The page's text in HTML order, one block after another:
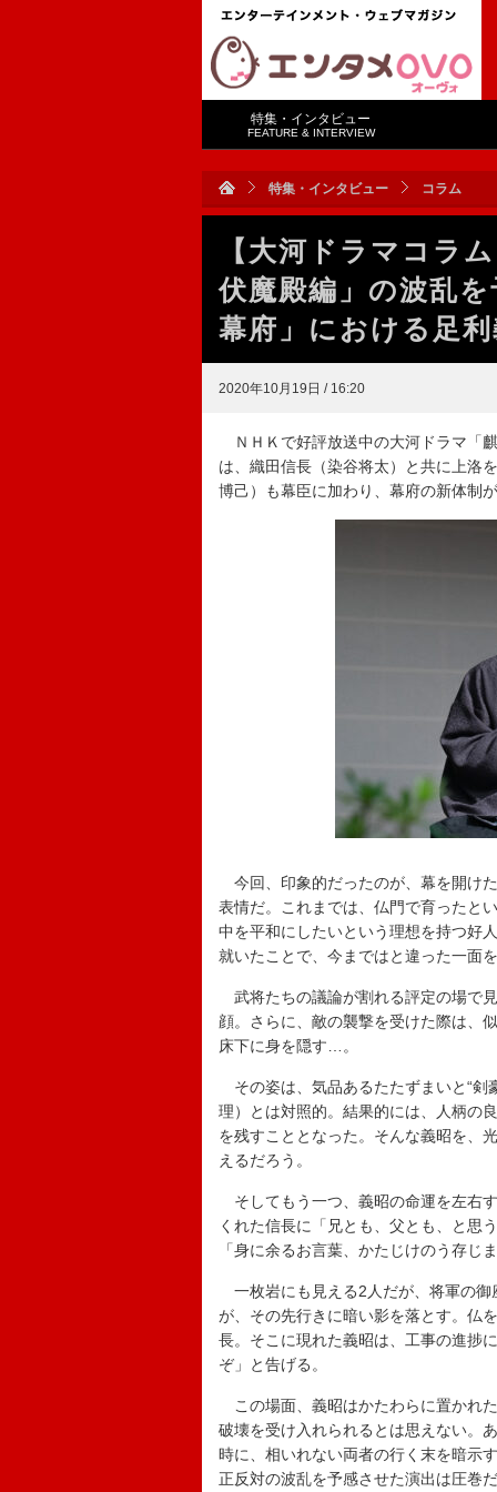
特集・インタビュー
FEATURE & INTERVIEW
特集・インタビュー コラム
【大河ドラマコラ
伏魔殿編」の波乱
幕府」における足
2020年10月19日 / 16:20
ＮＨＫで好評放送中の大河ドラマ「
は、織田信長（染谷将太）と共に上洛
博己）も幕臣に加わり、幕府の新体制
今回、印象的だったのが、幕を開け
表情だ。これまでは、仏門で育ったと
中を平和にしたいという理想を持つ好
就いたことで、今まではと違った一面
武将たちの議論が割れる評定の場で
顔。さらに、敵の襲撃を受けた際は、
床下に身を隠す…。
その姿は、気品あるたたずまいと“剣
理）とは対照的。結果的には、人柄の
を残すこととなった。そんな義昭を、
えるだろう。
そしてもう一つ、義昭の命運を左右
くれた信長に「兄とも、父とも、と思
「身に余るお言葉、かたじけのう存じ
一枚岩にも見える2人だが、将軍の御
が、その先行きに暗い影を落とす。仏
長。そこに現れた義昭は、工事の進捗
ぞ」と告げる。
この場面、義昭はかたわらに置かれ
破壊を受け入れられるとは思えない。
時に、相いれない両者の行く末を暗示
正反対の波乱を予感させた演出は圧巻